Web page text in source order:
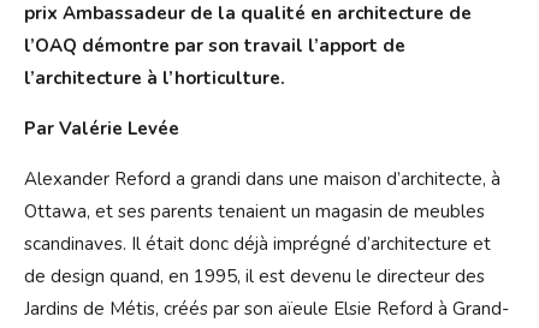
prix Ambassadeur de la qualité en architecture de
l’OAQ démontre par son travail l’apport de
l’architecture à l’horticulture.
Par Valérie Levée
Alexander Reford a grandi dans une maison d’architecte, à
Ottawa, et ses parents tenaient un magasin de meubles
scandinaves. Il était donc déjà imprégné d’architecture et
de design quand, en 1995, il est devenu le directeur des
Jardins de Métis, créés par son aïeule Elsie Reford à Grand-